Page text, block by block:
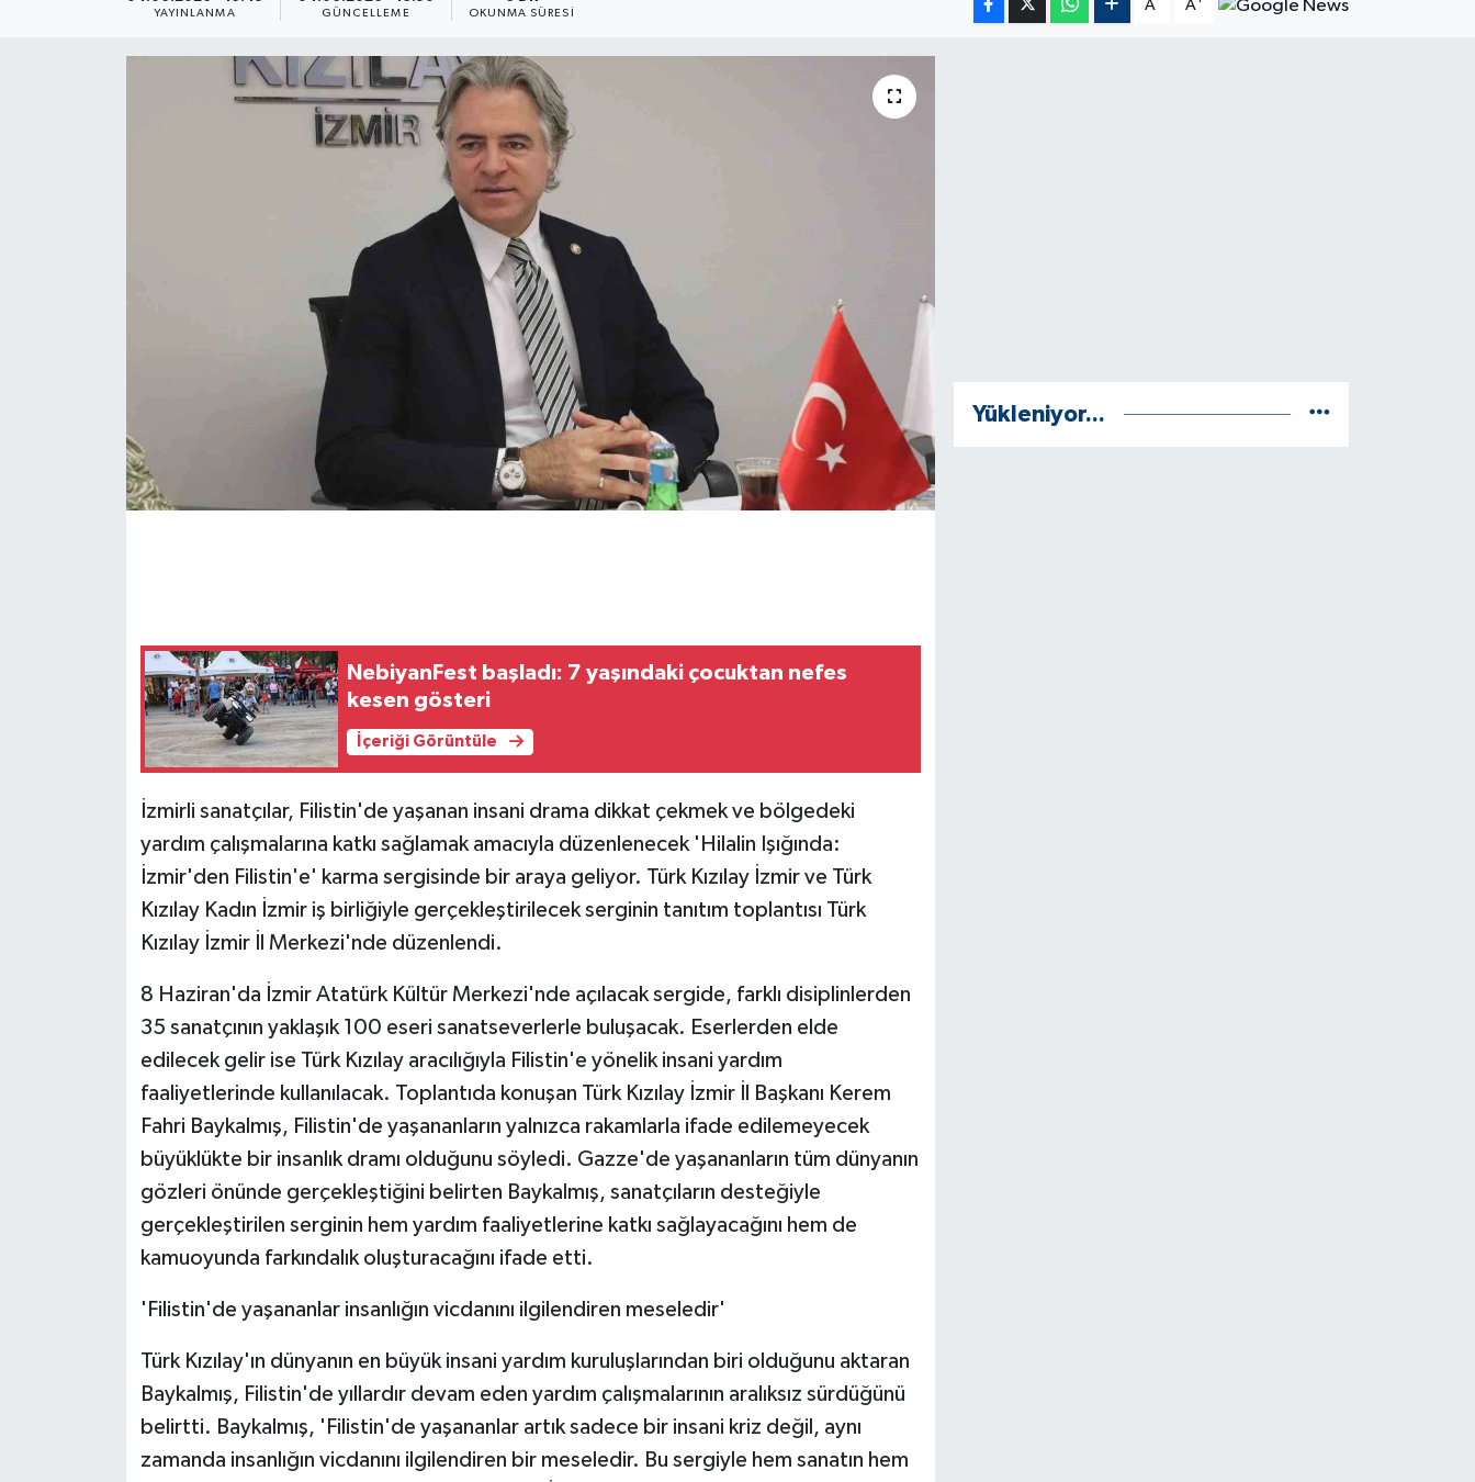
YAYINLANMA GÜNCELLEME OKUNMA SÜRESI
A A
NebiyanFest başladı: 7 yaşındaki çocuktan nefes
kesen gösteri
İçeriği Görüntüle
İzmirli sanatçılar, Filistin'de yaşanan insani drama dikkat çekmek ve bölgedeki
yardım çalışmalarına katkı sağlamak amacıyla düzenlenecek 'Hilalin Işığında:
İzmir'den Filistin'e' karma sergisinde bir araya geliyor. Türk Kızılay İzmir ve Türk
Kızılay Kadın İzmir iş birliğiyle gerçekleştirilecek serginin tanıtım toplantısı Türk
Kızılay İzmir İl Merkezi'nde düzenlendi.
8 Haziran'da İzmir Atatürk Kültür Merkezi'nde açılacak sergide, farklı disiplinlerden
35 sanatçının yaklaşık 100 eseri sanatseverlerle buluşacak. Eserlerden elde
edilecek gelir ise Türk Kızılay aracılığıyla Filistin'e yönelik insani yardım
faaliyetlerinde kullanılacak. Toplantıda konuşan Türk Kızılay İzmir İl Başkanı Kerem
Fahri Baykalmış, Filistin'de yaşananların yalnızca rakamlarla ifade edilemeyecek
büyüklükte bir insanlık dramı olduğunu söyledi. Gazze'de yaşananların tüm dünyanın
gözleri önünde gerçekleştiğini belirten Baykalmış, sanatçıların desteğiyle
gerçekleştirilen serginin hem yardım faaliyetlerine katkı sağlayacağını hem de
kamuoyunda farkındalık oluşturacağını ifade etti.
'Filistin'de yaşananlar insanlığın vicdanını ilgilendiren meseledir'
Türk Kızılay'ın dünyanın en büyük insani yardım kuruluşlarından biri olduğunu aktaran
Baykalmış, Filistin'de yıllardır devam eden yardım çalışmalarının aralıksız sürdüğünü
belirtti. Baykalmış, 'Filistin'de yaşananlar artık sadece bir insani kriz değil, aynı
zamanda insanlığın vicdanını ilgilendiren bir meseledir. Bu sergiyle hem sanatın hem
Yükleniyor...
Flaş Haber
Gayrimenkul
HABERDE İNSAN
İş Dünyası
Jandarma
KÜLTÜR SANAT
Otomobil
POLİTİKA
TEKNOLOJİ